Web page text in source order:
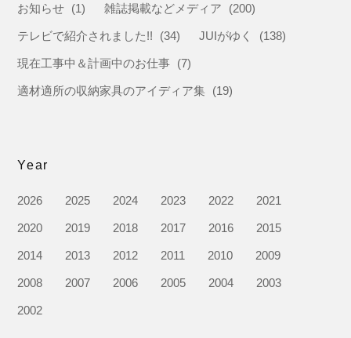
お知らせ (1) 雑誌掲載などメディア (200)
テレビで紹介されました!! (34) JUIがゆく (138)
現在工事中＆計画中のお仕事 (7)
適材適所の収納家具のアイディア集 (19)
Year
2026 2025 2024 2023 2022 2021
2020 2019 2018 2017 2016 2015
2014 2013 2012 2011 2010 2009
2008 2007 2006 2005 2004 2003
2002